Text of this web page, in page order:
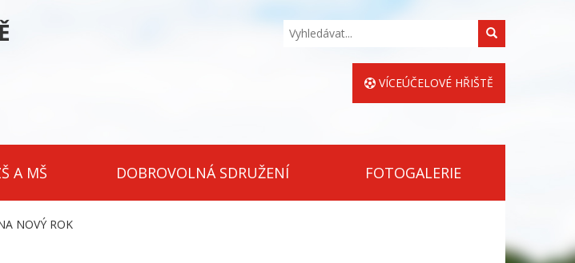
Hledat
VÍCEÚČELOVÉ HŘIŠTĚ
A MŠ DOBROVOLNÁ SDRUŽENÍ FOTOGALERIE
NOVÝ ROK